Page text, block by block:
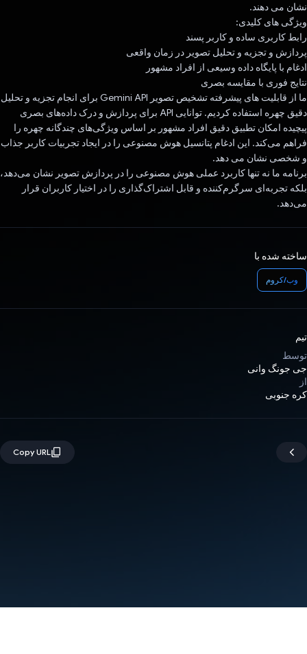
نشان می دهند.
ویژگی های کلیدی:
رابط کاربری ساده و کاربر پسند
پردازش و تجزیه و تحلیل تصویر در زمان واقعی
ادغام با پایگاه داده وسیعی از افراد مشهور
نتایج فوری با مقایسه بصری
ما از قابلیت های پیشرفته تشخیص تصویر Gemini API برای انجام تجزیه و تحلیل
دقیق چهره استفاده کردیم. توانایی API برای پردازش و درک داده‌های بصری
پیچیده امکان تطبیق دقیق افراد مشهور بر اساس ویژگی‌های چندگانه چهره را
فراهم می‌کند. این ادغام پتانسیل هوش مصنوعی را در ایجاد تجربیات کاربر جذاب
و شخصی نشان می دهد.
برنامه ما نه تنها کاربرد عملی هوش مصنوعی را در پردازش تصویر نشان می‌دهد،
بلکه تجربه‌ای سرگرم‌کننده و قابل اشتراک‌گذاری را در اختیار کاربران قرار
می‌دهد.
ساخته شده با
وب/کروم
تیم
توسط
جی جونگ وانی
از
کره جنوبی